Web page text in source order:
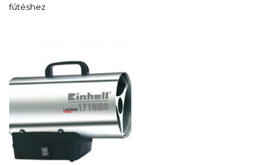
fűtéshez